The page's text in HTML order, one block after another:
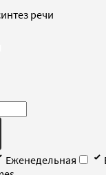
речи
Еженедельная